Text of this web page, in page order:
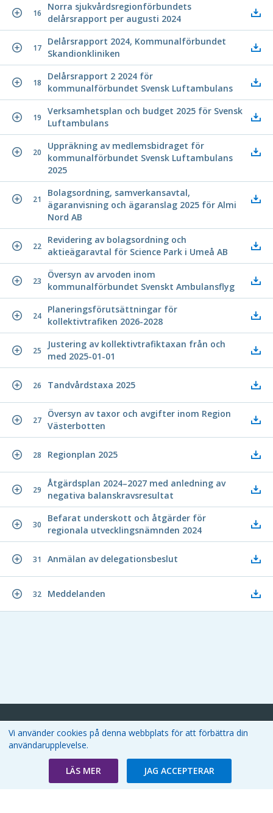
16
Norra sjukvårdsregionförbundets
delårsrapport per augusti 2024
17
Delårsrapport 2024, Kommunalförbundet
Skandionkliniken
18
Delårsrapport 2 2024 för
kommunalförbundet Svensk Luftambulans
19
Verksamhetsplan och budget 2025 för Svensk
Luftambulans
20
Uppräkning av medlemsbidraget för
kommunalförbundet Svensk Luftambulans
2025
21
Bolagsordning, samverkansavtal,
ägaranvisning och ägaranslag 2025 för Almi
Nord AB
22
Revidering av bolagsordning och
aktieägaravtal för Science Park i Umeå AB
23
Översyn av arvoden inom
kommunalförbundet Svenskt Ambulansflyg
24
Planeringsförutsättningar för
kollektivtrafiken 2026-2028
25
Justering av kollektivtrafiktaxan från och
med 2025-01-01
26 Tandvårdstaxa 2025
27
Översyn av taxor och avgifter inom Region
Västerbotten
28 Regionplan 2025
29
Åtgärdsplan 2024–2027 med anledning av
negativa balanskravsresultat
30
Befarat underskott och åtgärder för
regionala utvecklingsnämnden 2024
31 Anmälan av delegationsbeslut
32 Meddelanden
Landstingshuset, Köksvägen 11 | Telefon: 090-785 00 00 | Fax: 090-13 68
Vi använder cookies på denna webbplats för att förbättra din
användarupplevelse.